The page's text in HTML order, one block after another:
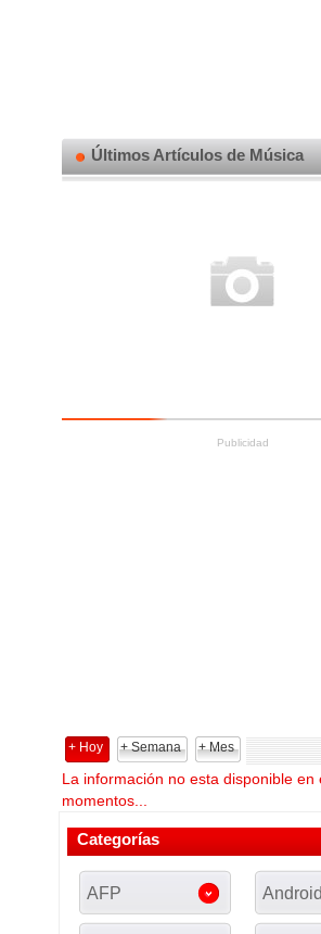
Últimos Artículos de Música
Publicidad
+ Hoy + Semana + Mes
La información no esta disponible en
momentos...
Categorías
AFP Android